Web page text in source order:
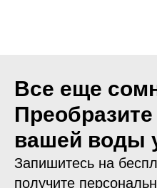
Все еще
Преобразите
вашей воды
Запишитесь на
получите